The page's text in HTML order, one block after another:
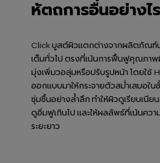
หัตถการอื่นอย่างไ
Click บูสต์ผิวแตกต่างจากผลิตภัณฑ์บ
เต็มทั่วไป ตรงที่เน้นการฟื้นฟูคุณภาพ
มุ่งเพิ่มวอลุ่มหรือปรับรูปหน้า โดยใช้
ออกแบบมาให้กระจายตัวสม่ำเสมอใน
ชุ่มชื้นอย่างล้ำลึก ทำให้ผิวดูเรียบเนียน
ดูอิ่มฟูเกินไป และให้ผลลัพธ์ที่เน้นคว
ระยะยาว